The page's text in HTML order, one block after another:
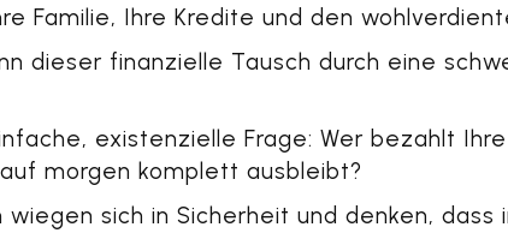
Familie, Ihre Kredite und den
dieser finanzielle Tausch durch eine
existenzielle Frage: Wer bezahlt
morgen komplett ausbleibt?
sich in Sicherheit und denken,